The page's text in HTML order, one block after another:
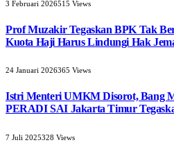
3 Februari 2026515 Views
Prof Muzakir Tegaskan BPK Tak
Kuota Haji Harus Lindungi Hak
24 Januari 2026365 Views
Istri Menteri UMKM Disorot, Bang
PERADI SAI Jakarta Timur
7 Juli 2025328 Views